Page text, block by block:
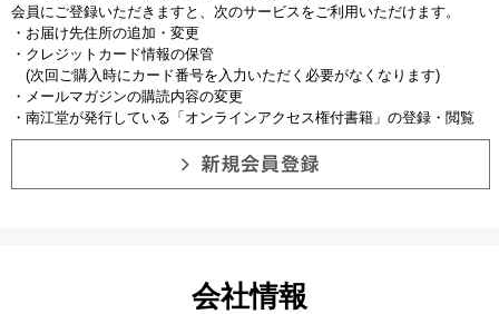
会員にご登録いただきますと、次のサービスをご利用いただけます。
・お届け先住所の追加・変更
・クレジットカード情報の保管
(次回ご購入時にカード番号を入力いただく必要がなくなります)
・メールマガジンの購読内容の変更
・南江堂が発行している「オンラインアクセス権付書籍」の登録・閲覧
会社情報